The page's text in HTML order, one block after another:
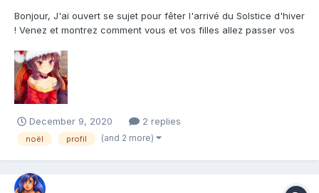
Bonjour, J'ai ouvert se sujet pour fêter l'arrivé du Solstice d'hiver
! Venez et montrez comment vous et vos filles allez passer vos
quels moyens allez-vous vous réchauffer ? (Attention il y aura
peut-être des poses de filles dont vous n...
December 9, 2020 2 replies
noël profil (and 2 more)